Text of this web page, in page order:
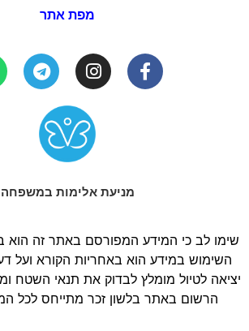
מפת אתר
מניעת אלימות במשפחה
שימו לב כי המידע המפורסם באתר זה
השימוש במידע הוא באחריות הקורא ועל
יציאה לטיול מומלץ לבדוק את תנאי השטח
הרשום באתר בלשון זכר מתייחס לכל